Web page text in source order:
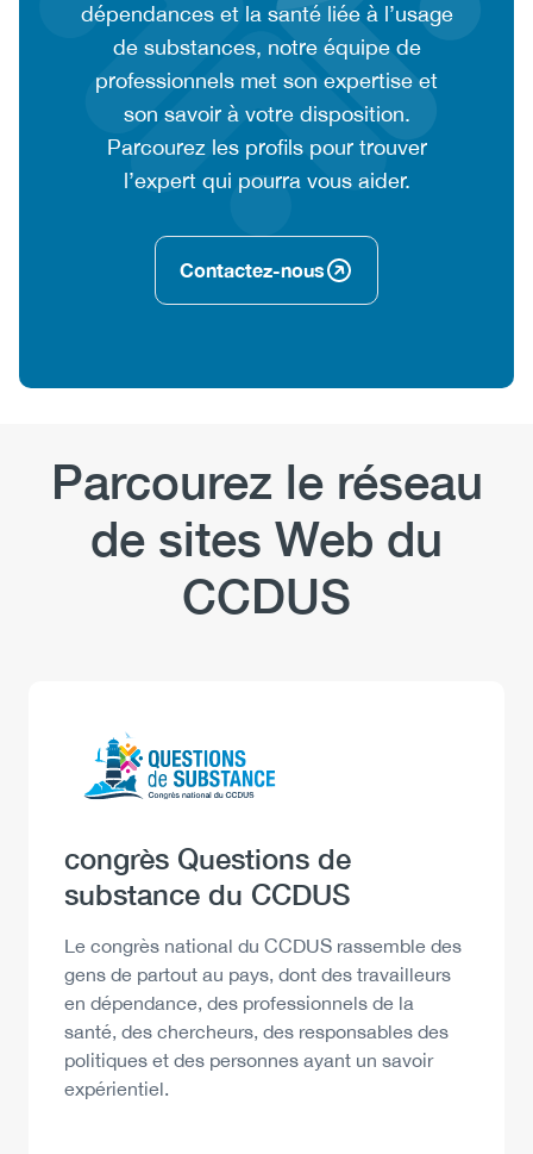
text
dépendances et la santé liée à l’usage
de substances, notre équipe de
professionnels met son expertise et
son savoir à votre disposition.
Parcourez les profils pour trouver
l’expert qui pourra vous aider.
Contactez-nous
Parcourez le réseau
de sites Web du
CCDUS
Heading
congrès Questions de
substance du CCDUS
Description
Le congrès national du CCDUS rassemble des
gens de partout au pays, dont des travailleurs
en dépendance, des professionnels de la
santé, des chercheurs, des responsables des
politiques et des personnes ayant un savoir
expérientiel.